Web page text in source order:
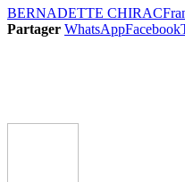
BERNADETTE CHIRAC
Partager WhatsAppFacebook